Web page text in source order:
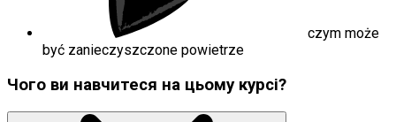
czym może
być zanieczyszczone powietrze
Чого ви навчитеся на цьому курсі?